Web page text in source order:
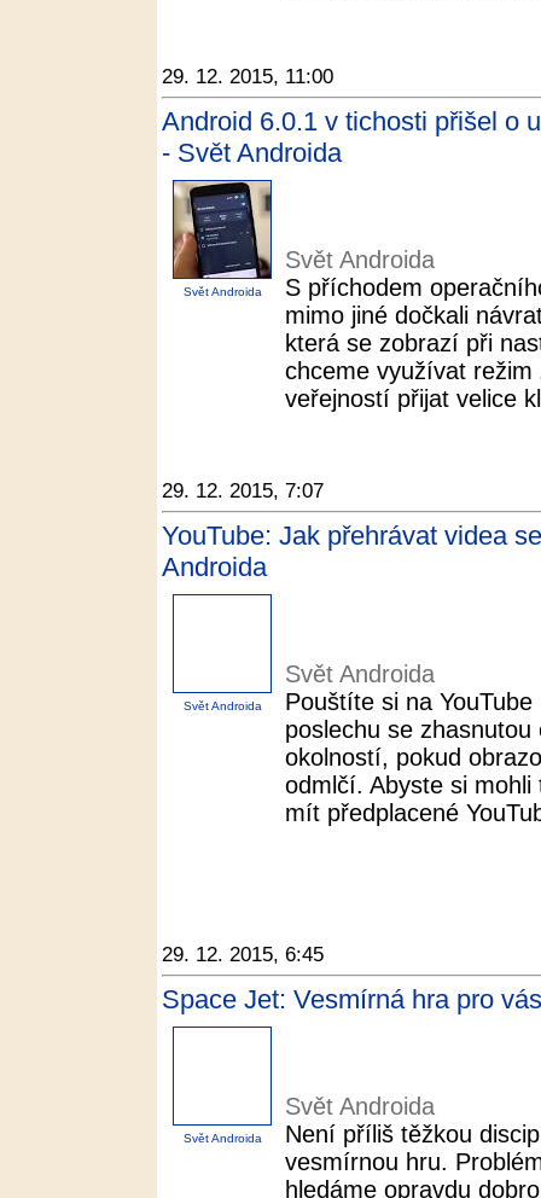
29. 12. 2015, 11:00
Android 6.0.1 v tichosti přišel o
- Svět Androida
Svět Androida
Svět Androida
S příchodem
mimo jiné dočkali
která se zobrazí při
chceme využívat režim
veřejností přijat velice
29. 12. 2015, 7:07
YouTube: Jak přehrávat videa
Androida
Svět Androida
Svět Androida
Pouštíte si na
poslechu se
okolností, pokud
odmlčí. Abyste si
mít předplacené
29. 12. 2015, 6:45
Space Jet: Vesmírná hra pro
Svět Androida
Svět Androida
Není příliš těžkou
vesmírnou hru.
hledáme opravdu